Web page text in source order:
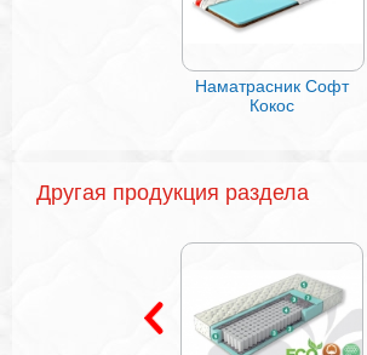
Наматрасник Софт
Кокос
Другая продукция раздела